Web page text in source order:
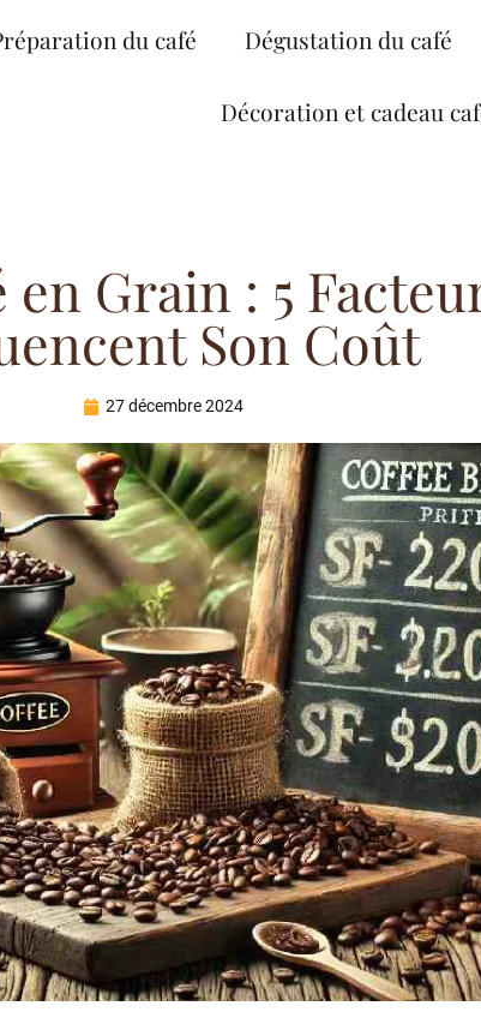
du café Dégustation du café
Décoration et cadeau
Grain : 5
Son Coût
27 décembre 2024